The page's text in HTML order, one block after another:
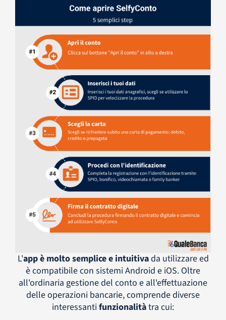
L'app è molto semplice e intuitivada utilizzare ed
è compatibile con sistemi Android e iOS. Oltre
all'ordinaria gestione del conto e all'effettuazione
delle operazioni bancarie, comprende diverse
interessantifunzionalitàtra cui: